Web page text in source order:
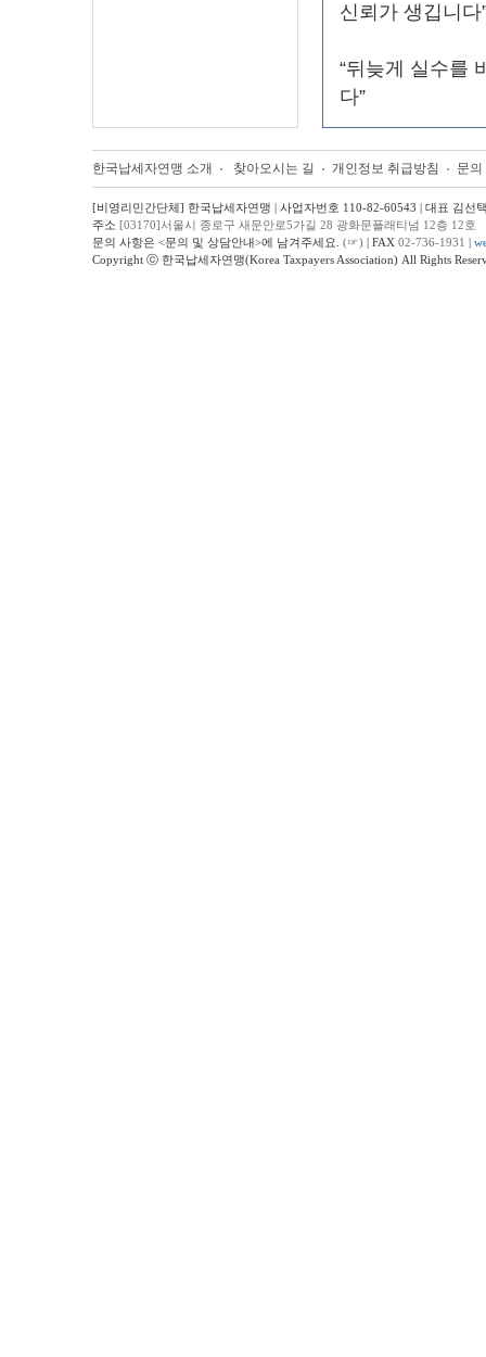
신뢰가 생깁니다
“뒤늦게 실수를
다”
한국납세자연맹 소개 찾아오시는 길 개인정보 취급방침 문
[비영리민간단체] 한국납세자연맹 | 사업자번호 110-82-60543 | 대표 김선
주소 [03170]서울시 종로구 새문안로5가길 28 광화문플래티넘 12층 12호
문의 사항은 <문의 및 상담안내>에 남겨주세요. (☞) | FAX 02-736-1931 |
Copyright ⓒ 한국납세자연맹(Korea Taxpayers Association) All Rights